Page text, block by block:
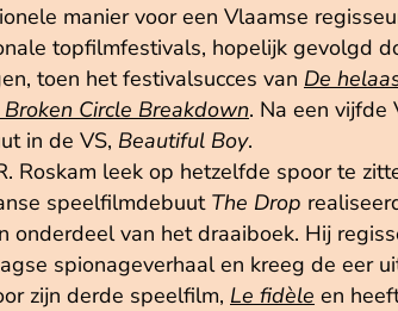
manier voor een Vlaamse
topfilmfestivals, hopelijk gevolgd
toen het festivalsucces van De
Broken Circle Breakdown. Na een vijfde
in de VS, Beautiful Boy.
Roskam leek op hetzelfde spoor te
speelfilmdebuut The Drop
onderdeel van het draaiboek. Hij
spionageverhaal en kreeg de eer
zijn derde speelfilm, Le fidèle en